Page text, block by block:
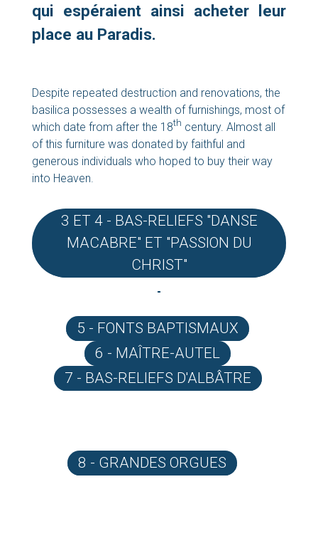
qui espéraient ainsi acheter leur
place au Paradis.
Despite repeated destruction and renovations, the
basilica possesses a wealth of furnishings, most of
which date from after the 18th century. Almost all
of this furniture was donated by faithful and
generous individuals who hoped to buy their way
into Heaven.
3 ET 4 - BAS-RELIEFS "DANSE
MACABRE" ET "PASSION DU
CHRIST"
5 - FONTS BAPTISMAUX
6 - MAÎTRE-AUTEL
7 - BAS-RELIEFS D'ALBÂTRE
8 - GRANDES ORGUES